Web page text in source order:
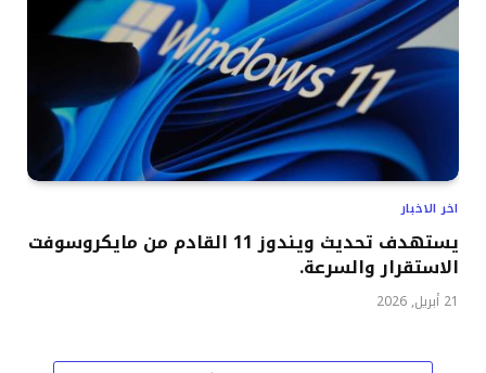
اخر الاخبار
يستهدف تحديث ويندوز 11 القادم من مايكروسوفت
الاستقرار والسرعة.
21 أبريل, 2026